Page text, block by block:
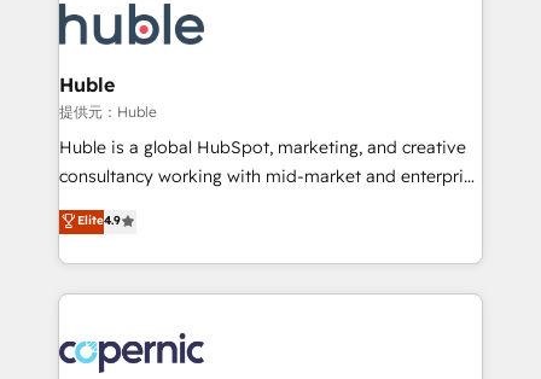
new HubSpot portal with Advanced Website and
CRM Migrations using our in-house "HubScrub" Tool.
skills, processes, and internal team you need to
attract the right buyers, close deals faster, and grow
without outside dependencies. You’ll learn how to: •
Set up, audit, and organize your HubSpot portal •
Get your sales team fully using HubSpot • Track
pipeline and revenue across the entire buyer journey
growth • Create content and videos that attract
buyers • Use AI to scale smarter Our coaching-led
lasts. So if you're ready to become the most trusted
voice in your market, let’s talk.
Huble
提供元：Huble
Huble is a global HubSpot, marketing, and creative
consultancy working with mid-market and enterprise
businesses. We go beyond implementation, shaping
the strategy, processes, and teams that turn
HubSpot into a genuine growth engine. Named
HubSpot's Global Partner of the Year in 2024,
worldwide, and with over 15 years in the ecosystem,
Elite4.9